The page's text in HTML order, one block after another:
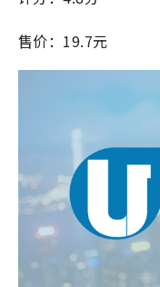
售价：19.7元